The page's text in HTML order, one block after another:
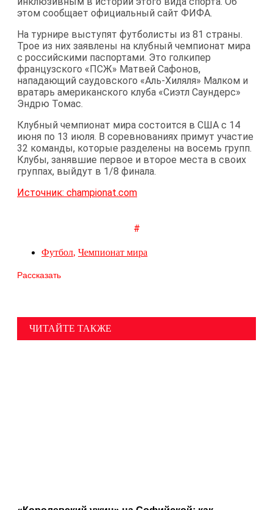
этом сообщает официальный сайт ФИФА.
На турнире выступят футболисты из 81 страны.
Трое из них заявлены на клубный чемпионат мира
с российскими паспортами. Это голкипер
французского «ПСЖ» Матвей Сафонов,
нападающий саудовского «Аль-Хиляля» Малком и
вратарь американского клуба «Сиэтл Саундерс»
Эндрю Томас.
Клубный чемпионат мира состоится в США с 14
июня по 13 июля. В соревнованиях примут участие
32 команды, которые разделены на восемь групп.
Клубы, занявшие первое и второе места в своих
группах, выйдут в 1/8 финала.
Источник: championat.com
#
Футбол, Чемпионат мира
Рассказать
ЧИТАЙТЕ ТАКЖЕ